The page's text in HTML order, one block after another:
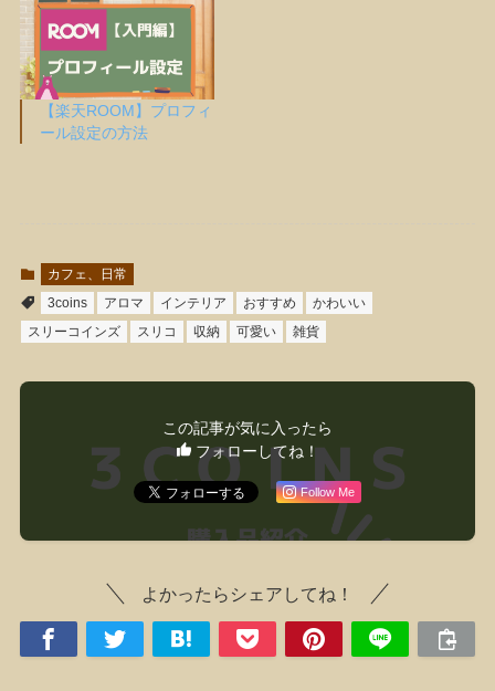
【楽天ROOM】プロフィ
ール設定の方法
カフェ、日常
3coins
アロマ インテリア おすすめ
かわいい
スリーコインズ
スリコ 収納 可愛い 雑貨
この記事が気に入ったら
フォローしてね！
Follow Me
よかったらシェアしてね！